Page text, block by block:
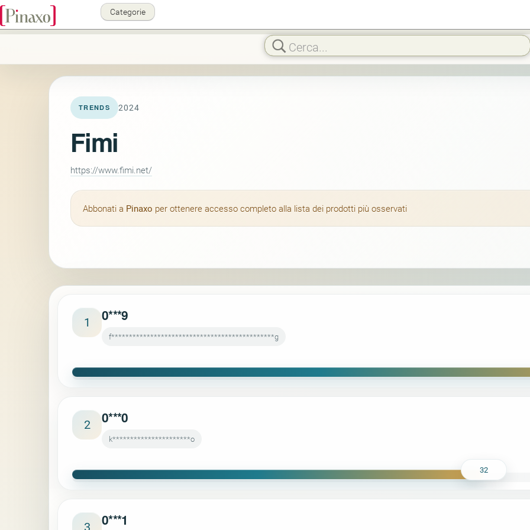
Categorie
TRENDS 2024
Fimi
https://www.fimi.net/
Abbonati a Pinaxo per ottenere accesso completo alla lista dei prodotti più osservati
1 0***9
f**********************************************g
2 0***0
k**********************o
32
3 0***1